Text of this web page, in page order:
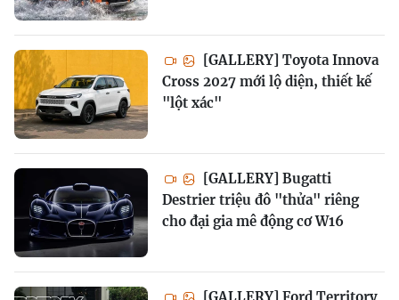
[GALLERY] Toyota Innova
Cross 2027 mới lộ diện, thiết kế
"lột xác"
[GALLERY] Bugatti
Destrier triệu đô "thửa" riêng
cho đại gia mê động cơ W16
[GALLERY] Ford Territory